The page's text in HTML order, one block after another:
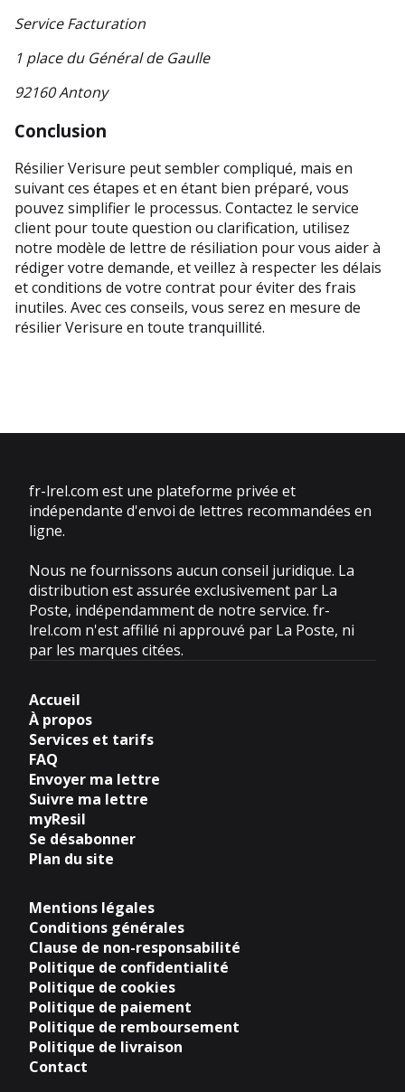
Service Facturation
1 place du Général de Gaulle
92160 Antony
Conclusion
Résilier Verisure peut sembler compliqué, mais en
suivant ces étapes et en étant bien préparé, vous
pouvez simplifier le processus. Contactez le service
client pour toute question ou clarification, utilisez
notre modèle de lettre de résiliation pour vous aider à
rédiger votre demande, et veillez à respecter les délais
et conditions de votre contrat pour éviter des frais
inutiles. Avec ces conseils, vous serez en mesure de
résilier Verisure en toute tranquillité.
fr-lrel.com est une plateforme privée et
indépendante d'envoi de lettres recommandées en
ligne.
Nous ne fournissons aucun conseil juridique. La
distribution est assurée exclusivement par La
Poste, indépendamment de notre service. fr-
lrel.com n'est affilié ni approuvé par La Poste, ni
par les marques citées.
Accueil
À propos
Services et tarifs
FAQ
Envoyer ma lettre
Suivre ma lettre
myResil
Se désabonner
Plan du site
Mentions légales
Conditions générales
Clause de non-responsabilité
Politique de confidentialité
Politique de cookies
Politique de paiement
Politique de remboursement
Politique de livraison
Contact